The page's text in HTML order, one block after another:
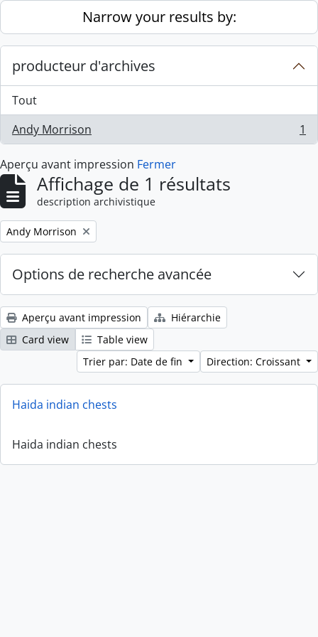
Skip to main contentNarrow your results by:
producteur d'archives
Tout
Andy Morrison
, 1 résultats 1
Aperçu avant impression Fermer
Affichage de 1 résultats
description archivistique
Remove filter:
Andy Morrison
Options de recherche avancée
Aperçu avant impression
Hiérarchie
Card view
Table view
Trier par: Date de fin
Direction: Croissant
Haida indian chests
Haida indian chests